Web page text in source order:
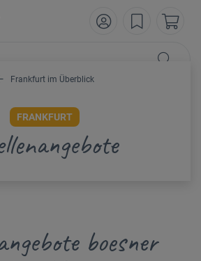
Frankfurt im Überblick
FRANKFURT
boesner